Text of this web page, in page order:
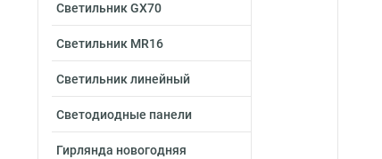
Светильник GX70
Светильник MR16
Светильник линейный
Светодиодные панели
Гирлянда новогодняя